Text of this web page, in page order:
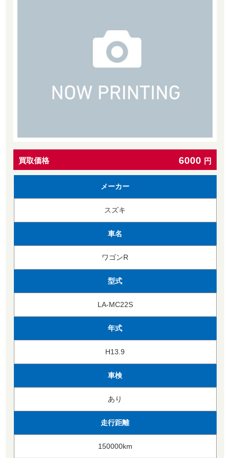
買取価格 6000 円
メーカー
スズキ
車名
ワゴンR
型式
LA-MC22S
年式
H13.9
車検
あり
走行距離
150000km